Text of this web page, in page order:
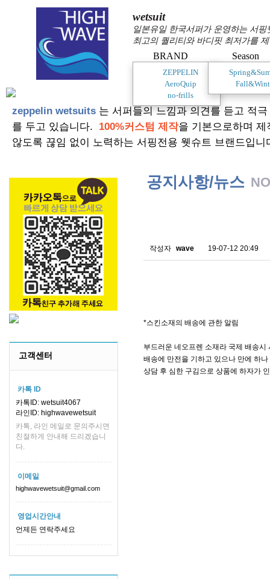
wetsuit
일본유일 한국서퍼가 운영하는 서
최고의 퀄리티와 바디핏 최저가를
BRAND
ZEPPELIN
AeroQuip
no-frills
Season
zeppelin wetsuits 는 서퍼들의 느낌과 의견를 듣고 적
를 두고 있습니다. 100%커스텀 제작을 기본으로하며
않도록 끊임 없이 노력하는 서핑전용 웻슈트 브랜드입니
고객센터
카톡 ID
카톡ID: wetsuit4067
라인ID: highwavewetsuit
카톡, 라인 메일로 문의주시면
친절하게 안내해 드리겠습니
다.
이메일
highwavewetsuit@gmail.com
영업시간안내
언제든 연락주세요
공지사항/뉴스
작성자 wave 19-07-12 20:49
*스킨소재의 배송에 관한 알림
부드러운 네오프렌 소재라 국제 배송
배송에 만전을 기하고 있으나 만에 하
상담 후 심한 구김으로 상품에 하자가